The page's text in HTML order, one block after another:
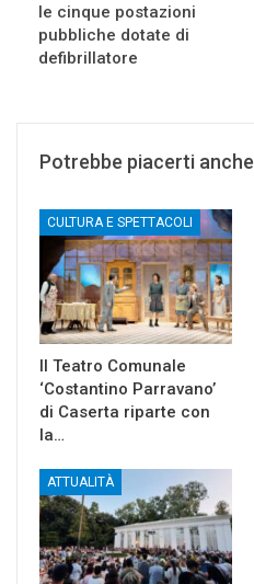
le cinque postazioni
pubbliche dotate di
defibrillatore
Potrebbe piacerti anche
CULTURA E SPETTACOLI
Il Teatro Comunale
‘Costantino Parravano’
di Caserta riparte con
la…
ATTUALITÀ